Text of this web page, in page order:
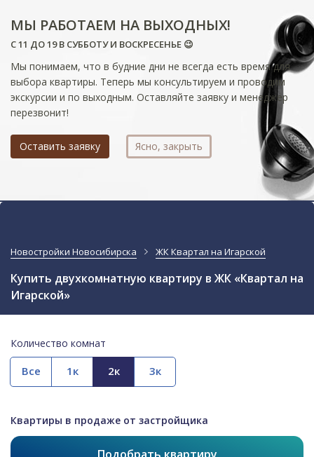
МЫ РАБОТАЕМ НА ВЫХОДНЫХ!
С 11 ДО 19 В СУББОТУ И ВОСКРЕСЕНЬЕ 😉
Мы понимаем, что в будние дни не всегда есть время для
выбора квартиры. Теперь мы консультируем и проводим
экскурсии и по выходным. Оставляйте заявку и менеджер
перезвонит!
Оставить заявку Ясно, закрыть
Новостройки Новосибирска ЖК Квартал на Игарской
Купить двухкомнатную квартиру в ЖК «Квартал на
Игарской»
Количество комнат
Все
Квартиры в продаже от застройщика